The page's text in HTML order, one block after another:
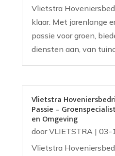
Vlietstra
klaar. Met jarenlange
passie voor groen,
diensten aan, van
Vlietstra
Passie –
en Omgeving
doorVLIETSTRA| 03-
Vlietstra